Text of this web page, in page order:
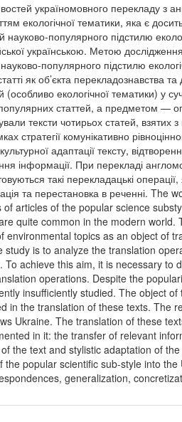
україномовного перекладу з
екологічної тематики, яка є
популярного підстилю
українською. Метою
популярного підстилю
як об’єкта перекладознавства
екологічної тематики) у
статтей, а предметом —
тексти чотирьох статей,
стратегії комунікативно
адаптації тексту,
інформації. При перекладі
такі перекладацькі
та перестановка в реченні.
articles of the popular science
quite common in the modern
environmental topics as an object of
is to analyze the translation
achieve this aim, it is necessary
operations. Despite the
insufficiently studied. The object
in the translation of these texts. The
Ukraine. The translation of these
in it: the transfer of relevant
the text and stylistic adaptation of
popular scientific sub-style into
generalization,